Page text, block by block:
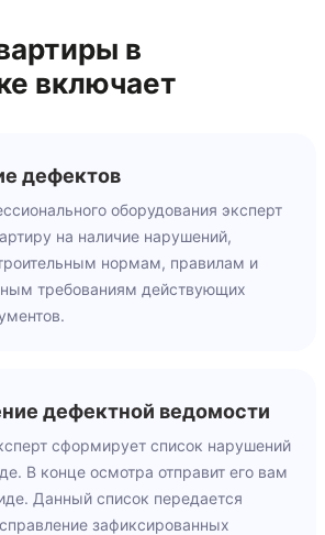
в
включает
дефектов
оборудования эксперт
на наличие нарушений,
нормам, правилам и
требованиям действующих
дефектной ведомости
сформирует список нарушений
В конце осмотра отправит его вам
Данный список передается
зафиксированных